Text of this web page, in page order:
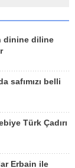
dinine diline
safımızı belli
Türk Çadırı
Erbain ile